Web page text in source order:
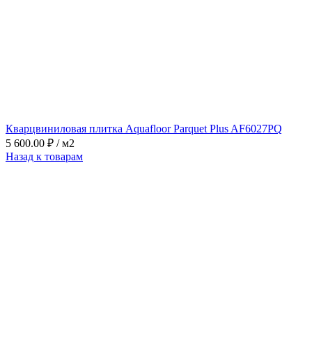
Кварцвиниловая плитка Aquafloor Parquet Plus AF6027PQ
5 600.00 ₽ / м2
Назад к товарам